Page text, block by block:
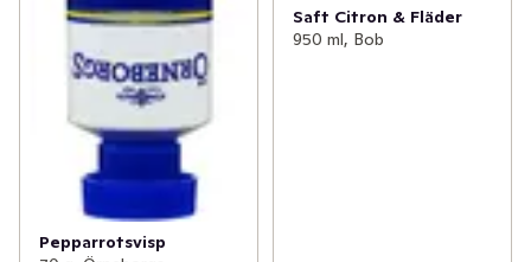
Pepparrotsvisp
Saft Citron & Fläder
950 ml, Bob